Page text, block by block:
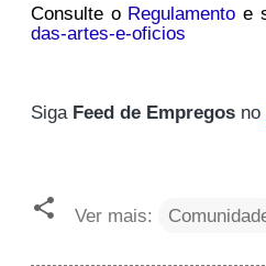
Consulte o Regulamento e
das-artes-e-oficios
Siga Feed de Empregos no
Ver mais: